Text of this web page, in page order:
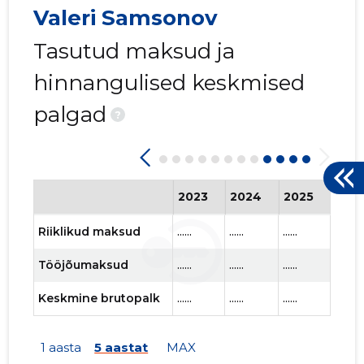
Valeri Samsonov
Tasutud maksud ja
hinnangulised keskmised
palgad
?
2023 2024 2025
Riiklikud maksud ...... ...... ......
Tööjõumaksud ...... ...... ......
Keskmine brutopalk ...... ...... ......
1 aasta 5 aastat MAX